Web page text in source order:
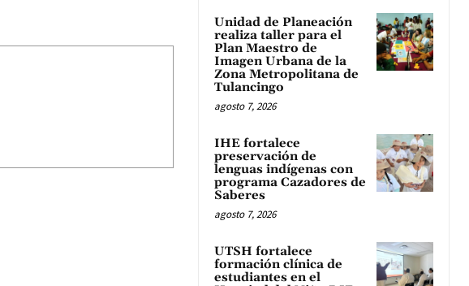
Unidad de Planeación
realiza taller para el
Plan Maestro de
Imagen Urbana de la
Zona Metropolitana de
Tulancingo
agosto 7, 2026
IHE fortalece
preservación de
lenguas indígenas con
programa Cazadores de
Saberes
agosto 7, 2026
UTSH fortalece
formación clínica de
estudiantes en el